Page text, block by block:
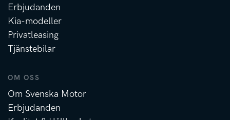
Erbjudanden
Kia-modeller
Privatleasing
Tjänstebilar
OM OSS
Om Svenska Motor
Erbjudanden